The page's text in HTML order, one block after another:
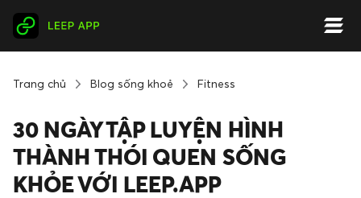
Trang chủ Blog sống khoẻ Fitness
30 NGÀY TẬP LUYỆN HÌNH
THÀNH THÓI QUEN SỐNG
KHỎE VỚI LEEP.APP